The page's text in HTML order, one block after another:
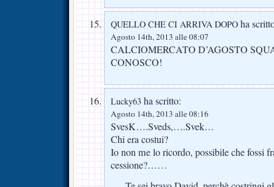
QUELLO CHE CI ARRIVA DOPO ha
Agosto 14th, 2013 alle 08:07
CALCIOMERCATO D’AGOSTO
CONOSCO!
Lucky63 ha scritto:
Agosto 14th, 2013 alle 08:16
SvesK….Sveds,….Svek…
Chi era costui?
Io non me lo ricordo, possibile che fossi
cessione?……